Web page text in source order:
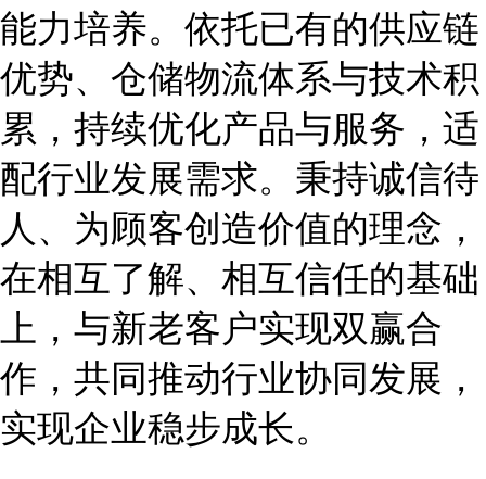
能力培养。依托已有的供应链
优势、仓储物流体系与技术积
累，持续优化产品与服务，适
配行业发展需求。秉持诚信待
人、为顾客创造价值的理念，
在相互了解、相互信任的基础
上，与新老客户实现双赢合
作，共同推动行业协同发展，
实现企业稳步成长。